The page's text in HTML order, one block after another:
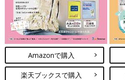
Amazonで購入
楽天ブックスで購入